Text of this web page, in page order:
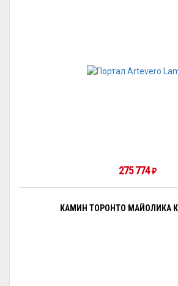
275 774₽
КАМИН ТОРОНТО МАЙОЛИКА